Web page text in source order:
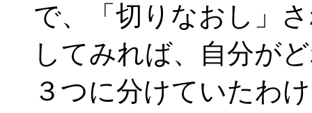
で、「切りなおし」
してみれば、自分が
３つに分けていたわ